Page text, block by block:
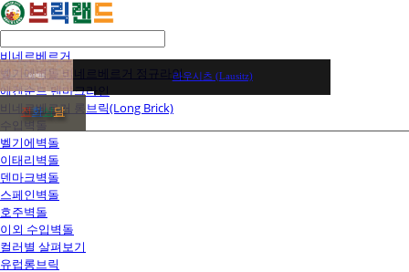
비네르베르거
벨기에벽돌 비네르베르거 정규라인
에겐순드 덴마크라인
비네르베르거 롱브릭(Long Brick)
수입벽돌
벨기에벽돌
이태리벽돌
덴마크벽돌
스페인벽돌
호주벽돌
이외 수입벽돌
컬러별 살펴보기
유럽롱브릭
라우시츠 (Lausitz)
전화상담